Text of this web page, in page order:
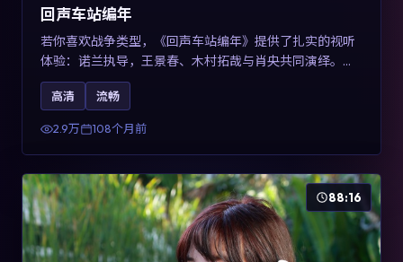
回声车站编年
若你喜欢战争类型，《回声车站编年》提供了扎实的视听
体验：诺兰执导，王景春、木村拓哉与肖央共同演绎。影
片2017年于澳大利亚上映，内容用喜剧外壳包裹对现实规
则的温和反讽，关键词包含高清流畅、人物关系与情节反
转，适合检索「2017战争」「澳大利亚电影」的用户。
高清 流畅
2.9万 108个月前
88:16